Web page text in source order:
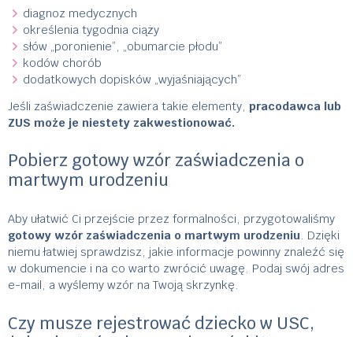
diagnoz medycznych
określenia tygodnia ciąży
słów „poronienie”, „obumarcie płodu”
kodów chorób
dodatkowych dopisków „wyjaśniających”
Jeśli zaświadczenie zawiera takie elementy, pracodawca lub
ZUS może je niestety zakwestionować.
Pobierz gotowy wzór zaświadczenia o
martwym urodzeniu
Aby ułatwić Ci przejście przez formalności, przygotowaliśmy
gotowy wzór zaświadczenia o martwym urodzeniu. Dzięki
niemu łatwiej sprawdzisz, jakie informacje powinny znaleźć się
w dokumencie i na co warto zwrócić uwagę. Podaj swój adres
e-mail, a wyślemy wzór na Twoją skrzynkę.
Czy musze rejestrować dziecko w USC,